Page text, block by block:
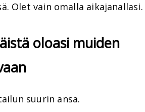
Olet vain omalla aikajanallasi.
oloasi muiden
suurin ansa.